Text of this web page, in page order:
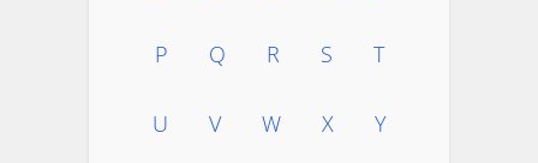
P Q R S T
U V W X Y